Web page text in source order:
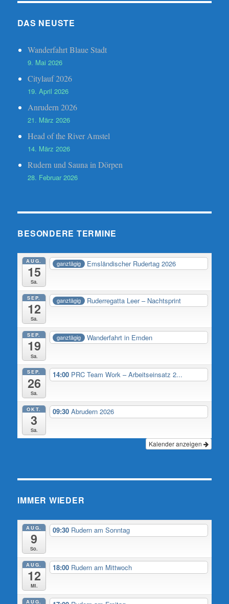
DAS NEUSTE
Wanderfahrt Blaue Stadt
9. Mai 2026
Citylauf 2026
19. April 2026
Anrudern 2026
21. März 2026
Head of the River Amstel
14. März 2026
Rudern und Sauna in Dörpen
28. Februar 2026
BESONDERE TERMINE
AUG.
15
Sa.
ganztägig Emsländischer Rudertag 2026
SEP.
12
Sa.
ganztägig Ruderregatta Leer – Nachtsprint
SEP.
19
Sa.
ganztägig Wanderfahrt in Emden
SEP.
26
Sa.
14:00 PRC Team Work – Arbeitseinsatz 2...
OKT.
3
Sa.
09:30Abrudern 2026
Kalender anzeigen
IMMER WIEDER
AUG.
9
So.
09:30 Rudern am Sonntag
AUG.
12
Mi.
18:00 Rudern am Mittwoch
AUG.